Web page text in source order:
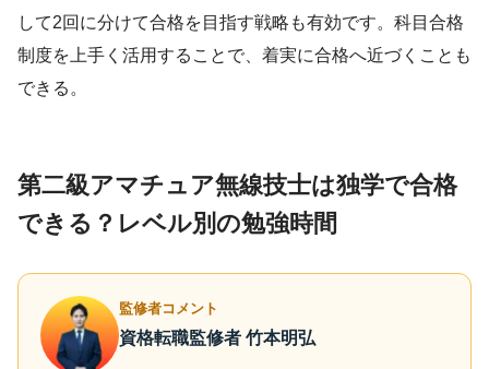
して2回に分けて合格を目指す戦略も有効です。科目合格
制度を上手く活用することで、着実に合格へ近づくことも
できる。
第二級アマチュア無線技士は独学で合格
できる？レベル別の勉強時間
監修者コメント
資格転職監修者 竹本明弘